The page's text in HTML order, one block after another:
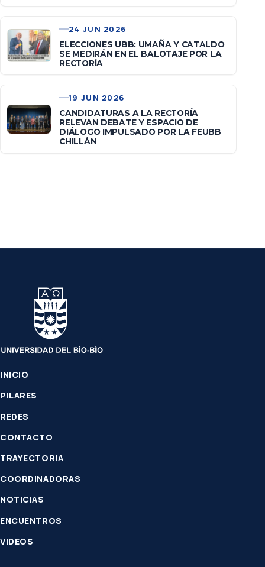
24 JUN 2026
ELECCIONES UBB: UMAÑA Y CATALDO
SE MEDIRÁN EN EL BALOTAJE POR LA
RECTORÍA
19 JUN 2026
CANDIDATURAS A LA RECTORÍA
RELEVAN DEBATE Y ESPACIO DE
DIÁLOGO IMPULSADO POR LA FEUBB
CHILLÁN
INICIO
PILARES
REDES
CONTACTO
TRAYECTORIA
COORDINADORAS
NOTICIAS
ENCUENTROS
VIDEOS